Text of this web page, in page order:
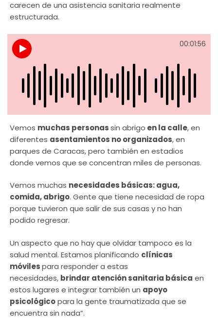
carecen de una asistencia sanitaria realmente
estructurada.
00:01:56
Vemos muchas personassin abrigo en la calle, en
diferentes asentamientos no organizados, en
parques de Caracas, pero también en estadios
donde vemos que se concentran miles de personas.
Vemos muchas necesidades básicas: agua,
comida, abrigo. Gente que tiene necesidad de ropa
porque tuvieron que salir de sus casas y no han
podido regresar. ​
Un aspecto que no hay que olvidar tampoco es la
salud mental. Estamos planificando clínicas
móvilespara responder a estas
necesidades, brindar atención sanitaria básica en
estos lugares e integrar también un apoyo
psicológicopara la gente traumatizada que se
encuentra sin nada”.